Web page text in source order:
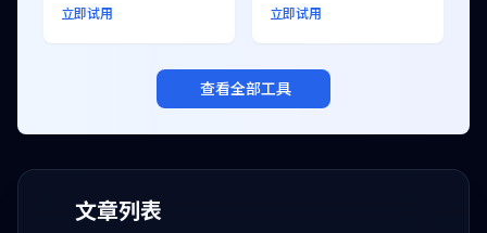
文章列表
立即试用 立即试用
查看全部工具